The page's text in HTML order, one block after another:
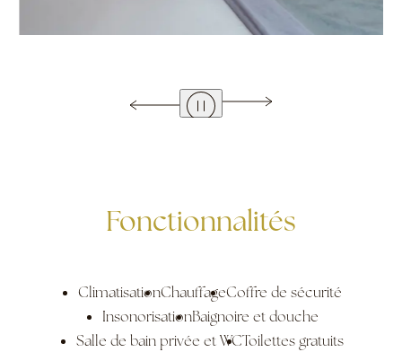
Fonctionnalités
ClimatisationChauffageCoffre de sécurité
InsonorisationBaignoire et douche
Salle de bain privée et WCToilettes gratuits